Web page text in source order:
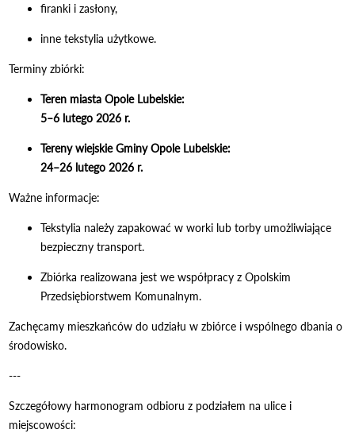
firanki i zasłony,
inne tekstylia użytkowe.
Terminy zbiórki:
Teren miasta Opole Lubelskie:
5–6 lutego 2026 r.
Tereny wiejskie Gminy Opole Lubelskie:
24–26 lutego 2026 r.
Ważne informacje:
Tekstylia należy zapakować w worki lub torby umożliwiające
bezpieczny transport.
Zbiórka realizowana jest we współpracy z Opolskim
Przedsiębiorstwem Komunalnym.
Zachęcamy mieszkańców do udziału w zbiórce i wspólnego dbania o
środowisko.
---
Szczegółowy harmonogram odbioru z podziałem na ulice i
miejscowości: